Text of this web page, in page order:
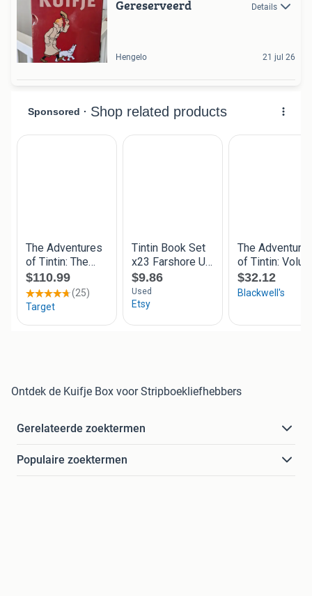
Gereserveerd Details
Hengelo 21 jul 26
Ontdek de Kuifje Box voor Stripboekliefhebbers
Gerelateerde zoektermen
Populaire zoektermen